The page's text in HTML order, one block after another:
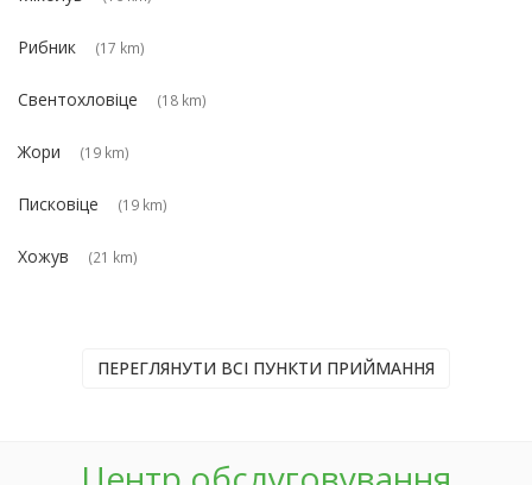
Рибник (17 km)
Свентохловіце (18 km)
Жори (19 km)
Писковіце (19 km)
Хожув (21 km)
ПЕРЕГЛЯНУТИ ВСІ ПУНКТИ ПРИЙМАННЯ